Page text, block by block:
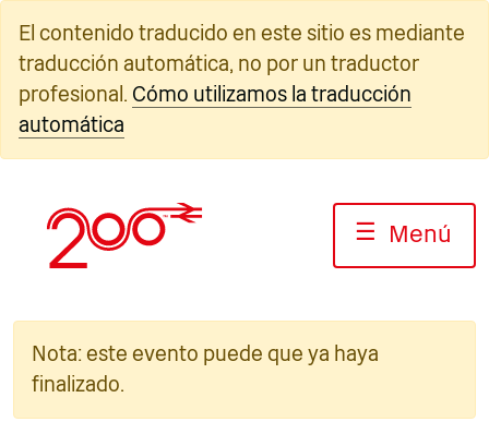
contenido
El contenido traducido en este sitio es mediante
traducción automática, no por un traductor
profesional. Cómo utilizamos la traducción
automática
☰ Menú
Nota: este evento puede que ya haya
finalizado.